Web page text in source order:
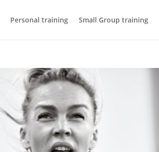
Personal training Small Group training